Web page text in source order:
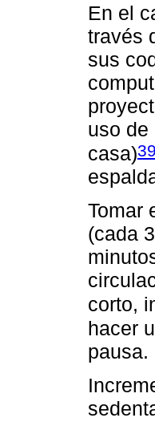
En el
través
sus
uso de
casa)39
Tomar
(cada
corto,
hacer
pausa.